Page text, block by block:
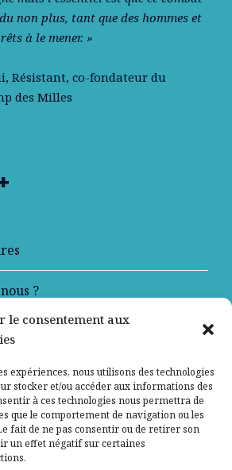
le consentement aux
expériences, nous utilisons des technologies
stocker et/ou accéder aux informations des
à ces technologies nous permettra de
que le comportement de navigation ou les
fait de ne pas consentir ou de retirer son
un effet négatif sur certaines
non plus, tant que des hommes et
à le mener. »
, Résistant, co-fondateur du
des Milles
?